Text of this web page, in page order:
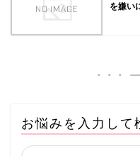
を嫌い
お悩みを入力して